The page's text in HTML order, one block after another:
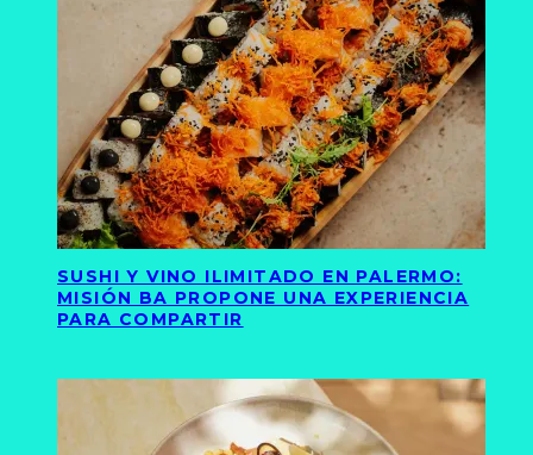
SUSHI Y VINO ILIMITADO EN PALERMO:
MISIÓN BA PROPONE UNA EXPERIENCIA
PARA COMPARTIR